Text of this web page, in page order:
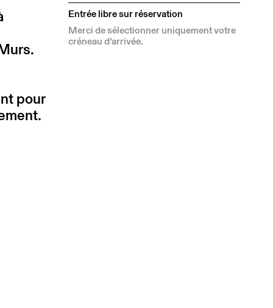
pour
Entrée libre sur réservation
Merci de sélectionner uniquement votre
créneau d’arrivée.